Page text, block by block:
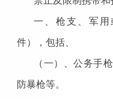
一、枪支、军
件），包括、
（一）、公务手
防暴枪等。